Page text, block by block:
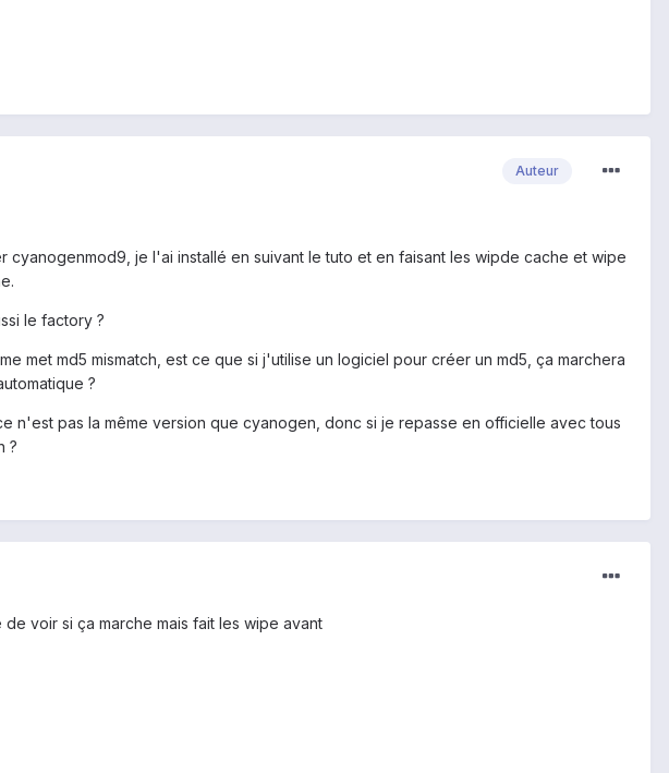
Auteur
je l'ai installé en suivant le tuto et en faisant les wipde cache et wipe
le factory ?
met md5 mismatch, est ce que si j'utilise un logiciel pour créer un md5, ça marchera
?
n'est pas la même version que cyanogen, donc si je repasse en officielle avec tous
?
voir si ça marche mais fait les wipe avant